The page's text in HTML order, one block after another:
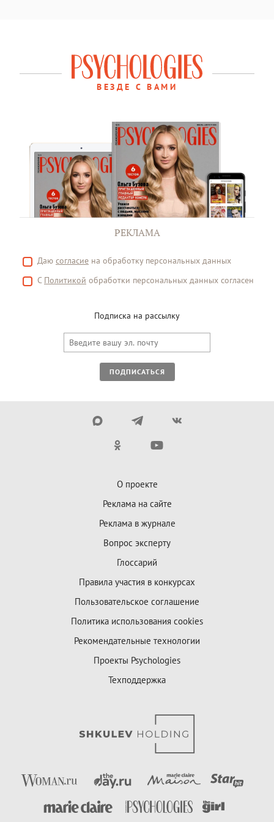
ВЕЗДЕ С ВАМИ
РЕКЛАМА
Даю согласие на обработку персональных данных
С Политикой обработки персональных данных согласен
Подписка на рассылку
ПОДПИСАТЬСЯ
О проекте
Реклама на сайте
Реклама в журнале
Вопрос эксперту
Глоссарий
Правила участия в конкурсах
Пользовательское соглашение
Политика использования cookies
Рекомендательные технологии
Проекты Psychologies
Техподдержка